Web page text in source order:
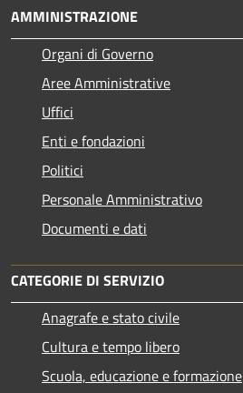
AMMINISTRAZIONE
Organi di Governo
Aree Amministrative
Uffici
Enti e fondazioni
Politici
Personale Amministrativo
Documenti e dati
CATEGORIE DI SERVIZIO
Anagrafe e stato civile
Cultura e tempo libero
Scuola, educazione e formazione